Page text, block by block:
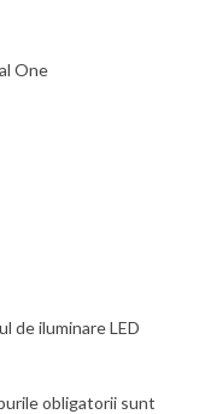
One
de iluminare LED
obligatorii sunt